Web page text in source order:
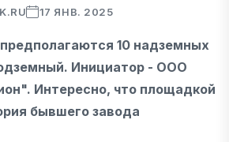
17 ЯНВ. 2025
10 надземных
Инициатор - ООО
Интересно, что площадкой
бывшего завода